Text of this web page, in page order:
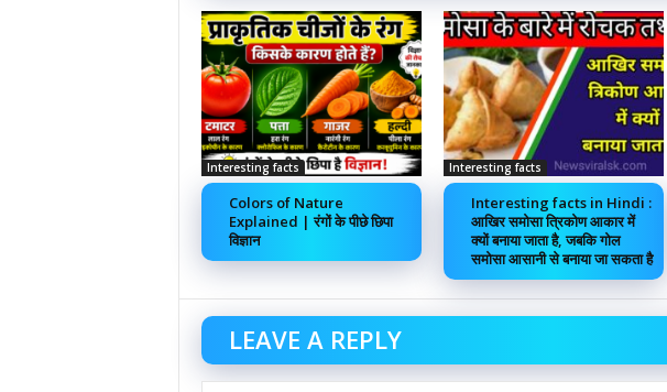
Interesting facts
Colors of Nature
Explained | रंगों के पीछे छिपा
विज्ञान
Interesting facts
Interesting facts in Hindi :
आखिर समोसा त्रिकोण आकार में
क्यों बनाया जाता है, जबकि गोल
समोसा आसानी से बनाया जा सकता है
LEAVE A REPLY